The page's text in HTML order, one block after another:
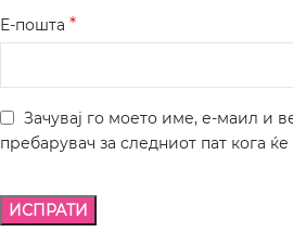
Е-пошта *
Зачувај го моето име, е-маил и
пребарувач за следниот пат кога